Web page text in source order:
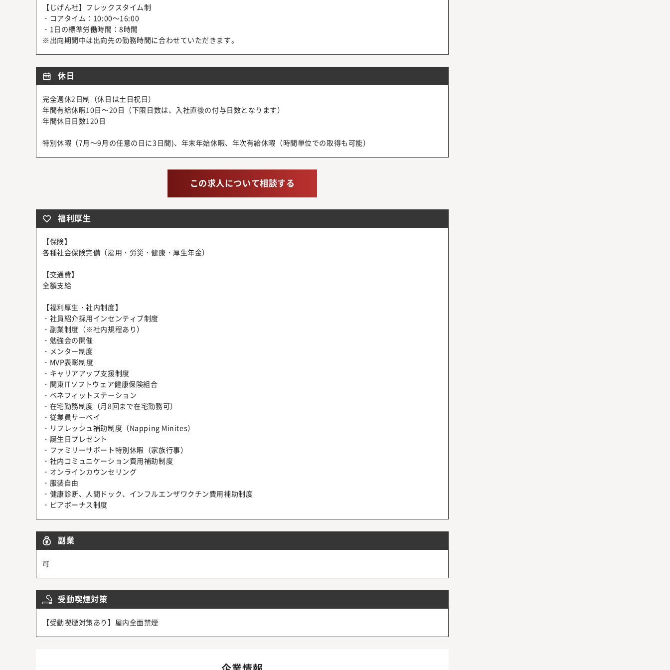
【じげん社】フレックスタイム制
・コアタイム：10:00～16:00
・1日の標準労働時間：8時間
※出向期間中は出向先の勤務時間に合わせていただきます。
休日
完全週休2日制（休日は土日祝日）
年間有給休暇10日～20日（下限日数は、入社直後の付与日数となります）
年間休日日数120日
特別休暇（7月～9月の任意の日に3日間)、年末年始休暇、年次有給休暇（時間単位での取得も可能）
この求人について相談する
福利厚生
【保険】
各種社会保険完備（雇用・労災・健康・厚生年金）
【交通費】
全額支給
【福利厚生・社内制度】
・社員紹介採用インセンティブ制度
・副業制度（※社内規程あり）
・勉強会の開催
・メンター制度
・MVP表彰制度
・キャリアアップ支援制度
・関東ITソフトウェア健康保険組合
・ベネフィットステーション
・在宅勤務制度（月8回まで在宅勤務可）
・従業員サーベイ
・リフレッシュ補助制度（Napping Minites）
・誕生日プレゼント
・ファミリーサポート特別休暇（家族行事）
・社内コミュニケーション費用補助制度
・オンラインカウンセリング
・服装自由
・健康診断、人間ドック、インフルエンザワクチン費用補助制度
・ピアボーナス制度
副業
可
受動喫煙対策
【受動喫煙対策あり】屋内全面禁煙